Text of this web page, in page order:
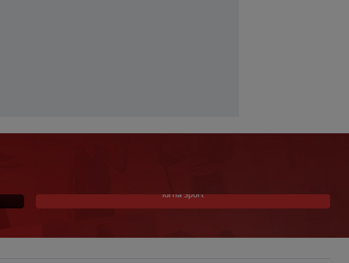
Hrvatski mladi vaterpolisti pobijedili
SK prije 1 h
Idi na Sport